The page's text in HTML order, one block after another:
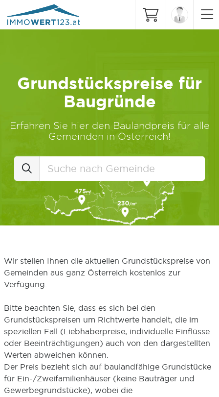
Grundstückspreise für
Baugründe
Erfahren Sie hier den Baulandpreis für alle
Gemeinden in Österreich!
Wir stellen Ihnen die aktuellen Grundstückspreise von
Gemeinden aus ganz Österreich kostenlos zur
Verfügung.
Bitte beachten Sie, dass es sich bei den
Grundstückspreisen um Richtwerte handelt, die im
speziellen Fall (Liebhaberpreise, individuelle Einflüsse
oder Beeinträchtigungen) auch von den dargestellten
Werten abweichen können.
Der Preis bezieht sich auf baulandfähige Grundstücke
für Ein-/Zweifamilienhäuser (keine Bauträger und
Gewerbegrundstücke), wobei die